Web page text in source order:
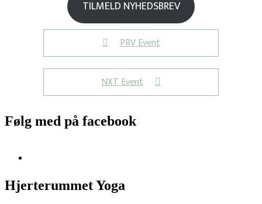
TILMELD NYHEDSBREV
PRV Event
NXT Event
Følg med på facebook
Hjerterummet Yoga